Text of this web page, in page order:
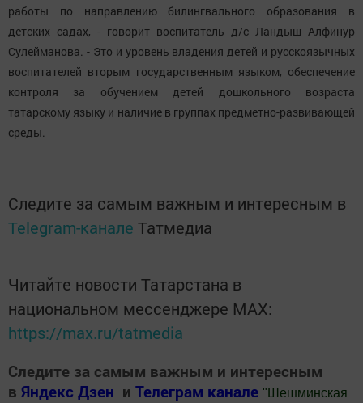
работы по направлению билингвального образования в
детских садах, - говорит воспитатель д/с Ландыш Алфинур
Сулейманова. - Это и уровень владения детей и русскоязычных
воспитателей вторым государственным языком, обеспечение
контроля за обучением детей дошкольного возраста
татарскому языку и наличие в группах предметно-развивающей
среды.
Следите за самым важным и интересным в
Telegram-канале Татмедиа
Читайте новости Татарстана в
национальном мессенджере MАХ:
https://max.ru/tatmedia
Следите за самым важным и интересным
в Яндекс Дзен и Телеграм канале " Шешминская